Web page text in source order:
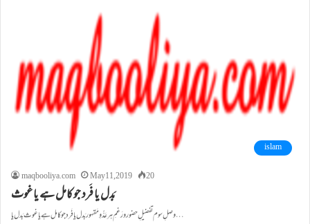
islam
maqbooliya.com
May 11, 2019 20
بَدل یا فَرد جو کامل ہے یا غوث
وصلِ سوم تفضیلِ حضور و رَغمِ ہر عَدُّ وِ مَقہور بَدل یا فَرد جو کامل ہے یا غوث بَدل یا …